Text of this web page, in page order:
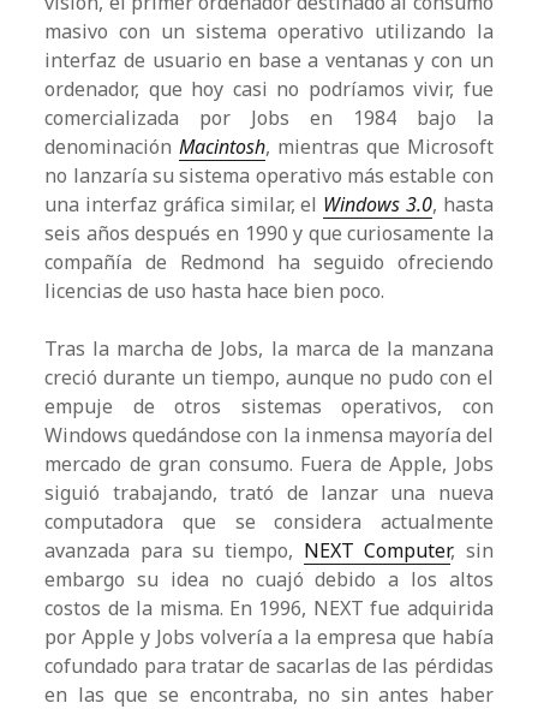
masivo con un sistema operativo utilizando la
interfaz de usuario en base a ventanas y con un
ordenador, que hoy casi no podríamos vivir, fue
comercializada por Jobs en 1984 bajo la
denominaciónMacintosh, mientras que Microsoft
no lanzaría su sistema operativo más estable con
una interfaz gráfica similar, el Windows 3.0, hasta
seis años después en 1990 y que curiosamente la
compañía de Redmond ha seguido ofreciendo
licencias de uso hasta hace bien poco.
Tras la marcha de Jobs, la marca de la manzana
creció durante un tiempo, aunque no pudo con el
empuje de otros sistemas operativos, con
Windows quedándose con la inmensa mayoría del
mercado de gran consumo. Fuera de Apple, Jobs
siguió trabajando, trató de lanzar una nueva
computadora que se considera actualmente
avanzada para su tiempo, NEXT Computer, sin
embargo su idea no cuajó debido a los altos
costos de la misma. En 1996, NEXT fue adquirida
por Apple y Jobs volvería a la empresa que había
cofundado para tratar de sacarlas de las pérdidas
en las que se encontraba, no sin antes haber